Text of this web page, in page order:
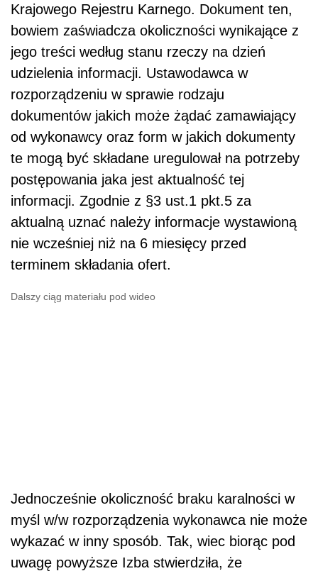
Krajowego Rejestru Karnego. Dokument ten,
bowiem zaświadcza okoliczności wynikające z
jego treści według stanu rzeczy na dzień
udzielenia informacji. Ustawodawca w
rozporządzeniu w sprawie rodzaju
dokumentów jakich może żądać zamawiający
od wykonawcy oraz form w jakich dokumenty
te mogą być składane uregulował na potrzeby
postępowania jaka jest aktualność tej
informacji. Zgodnie z §3 ust.1 pkt.5 za
aktualną uznać należy informacje wystawioną
nie wcześniej niż na 6 miesięcy przed
terminem składania ofert.
Dalszy ciąg materiału pod wideo
Jednocześnie okoliczność braku karalności w
myśl w/w rozporządzenia wykonawca nie może
wykazać w inny sposób. Tak, wiec biorąc pod
uwagę powyższe Izba stwierdziła, że